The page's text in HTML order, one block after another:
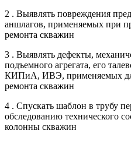
2 . Выявлять повреждения
аншлагов, применяемых при
ремонта скважин
3 . Выявлять дефекты,
подъемного агрегата, его
КИПиА, ИВЭ, применяемых
ремонта скважин
4 . Спускать шаблон в трубу
обследованию технического
колонны скважин